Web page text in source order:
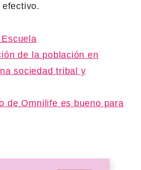
de la población en
sociedad tribal y
de Omnilife es bueno para